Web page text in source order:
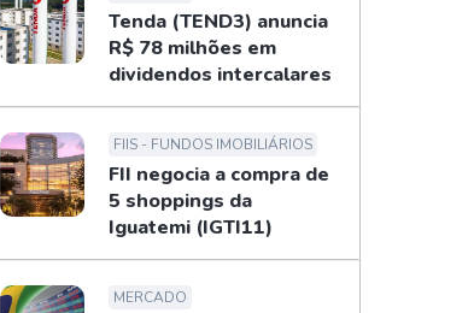
Tenda (TEND3) anuncia
R$ 78 milhões em
dividendos intercalares
FIIS - FUNDOS IMOBILIÁRIOS
FII negocia a compra de
5 shoppings da
Iguatemi (IGTI11)
MERCADO